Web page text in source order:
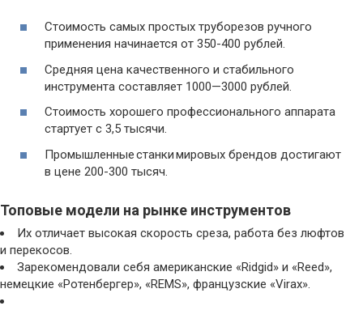
Стоимость самых простых труборезов ручного
применения начинается от 350-400 рублей.
Средняя цена качественного и стабильного
инструмента составляет 1000—3000 рублей.
Стоимость хорошего профессионального аппарата
стартует с 3,5 тысячи.
Промышленные станки мировых брендов достигают
в цене 200-300 тысяч.
Топовые модели на рынке инструментов
Их отличает высокая скорость среза, работа без люфтов
и перекосов.
Зарекомендовали себя американские «Ridgid» и «Reed»,
немецкие «Ротенбергер», «REMS», французские «Virax».